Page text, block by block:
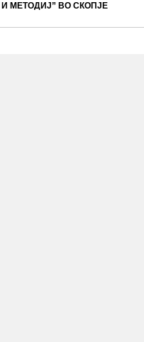
МЕТОДИЈ” ВО СКОПЈЕ